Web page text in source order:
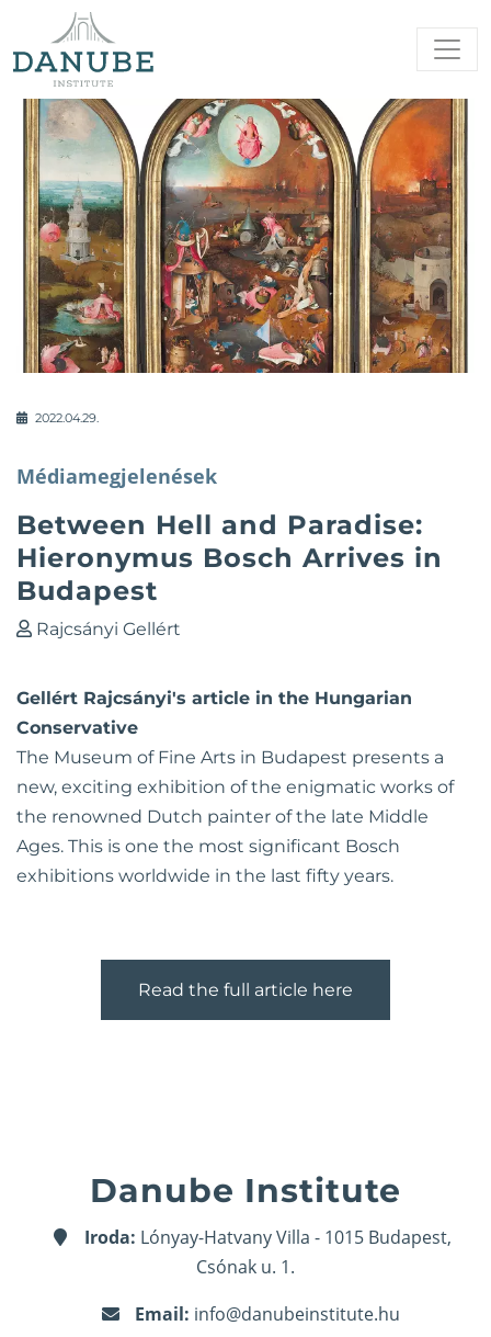
2022.04.29.
Médiamegjelenések
Between Hell and Paradise:
Hieronymus Bosch Arrives in
Budapest
Rajcsányi Gellért
Gellért Rajcsányi's article in the Hungarian
Conservative
The Museum of Fine Arts in Budapest presents a
new, exciting exhibition of the enigmatic works of
the renowned Dutch painter of the late Middle
Ages. This is one the most significant Bosch
exhibitions worldwide in the last fifty years.
Read the full article here
Danube Institute
Iroda: Lónyay-Hatvany Villa - 1015 Budapest,
Csónak u. 1.
Email: info@danubeinstitute.hu